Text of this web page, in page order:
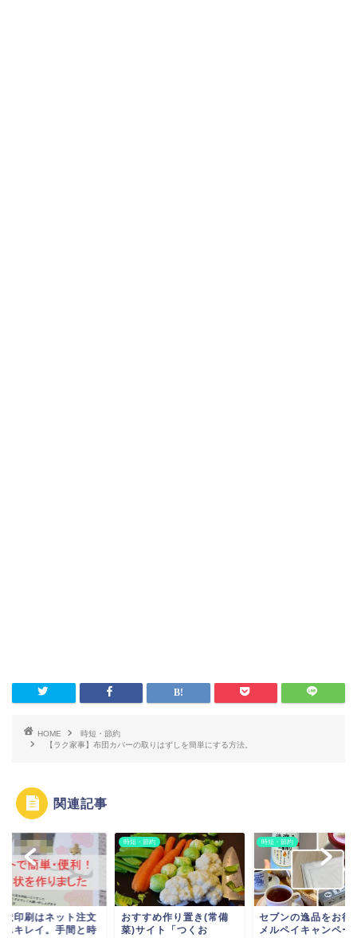
HOME
時短・節約
【ラク家事】布団カバーの取りはずしを簡単にする方法。
関連記事
状印刷はネット注文
単キレイ。手間と時
時短・節約
おすすめ作り置き(常備
菜)サイト「つくお
時短・節約
セブンの逸品をお得
メルペイキャンペー